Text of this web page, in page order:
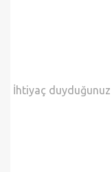
Bilgileriniz kayıt
İhtiyaç